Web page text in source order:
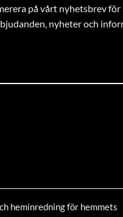
på vårt nyhetsbrev
nyheter och
heminredning för hemmets